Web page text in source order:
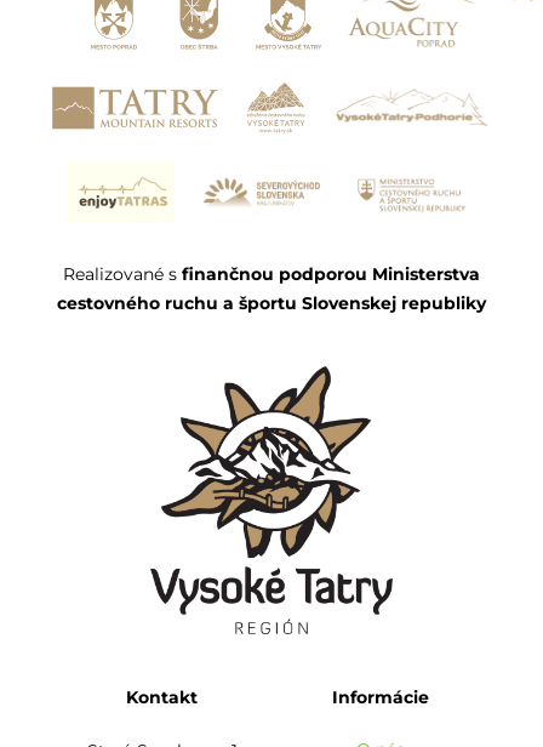
Realizované s finančnou podporou Ministerstva
cestovného ruchu a športu Slovenskej republiky
Kontakt Informácie